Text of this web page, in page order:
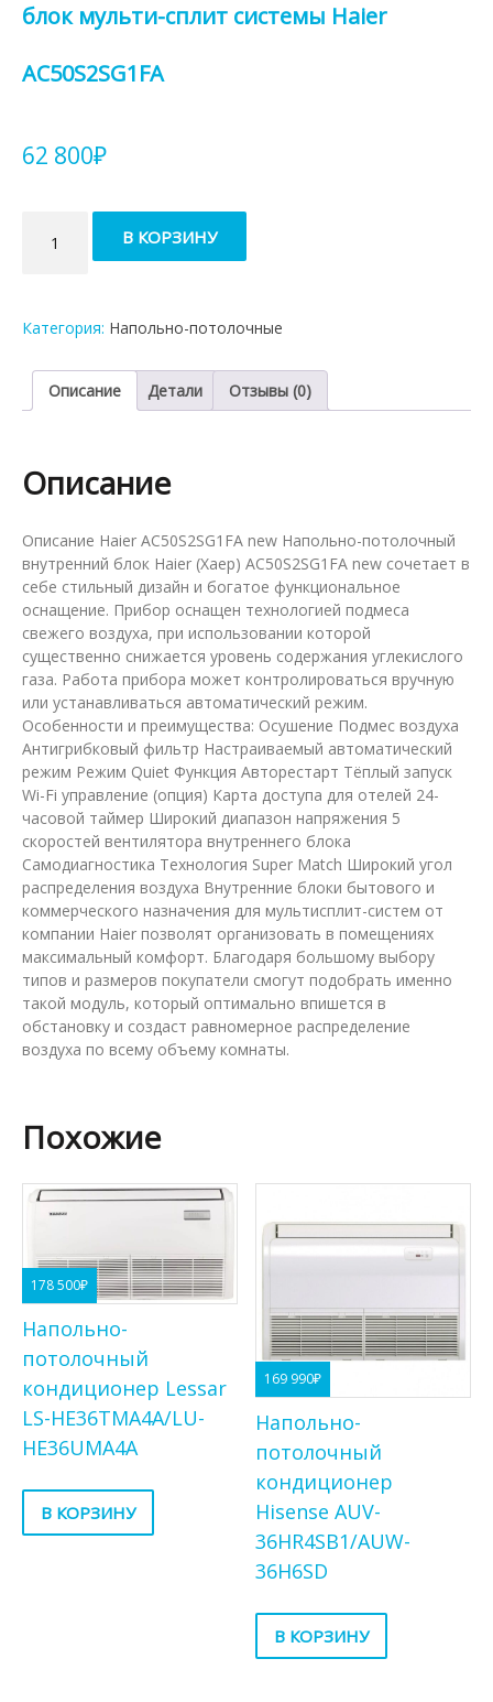
блок мульти-сплит системы Haier
AC50S2SG1FA
62 800₽
товара
Напольно-
блок
сплит
системы
В КОРЗИНУ
Категория: Напольно-потолочные
Описание Детали Отзывы (0)
Описание
Описание Haier AC50S2SG1FA new Напольно-потолочный
внутренний блок Haier (Хаер) AC50S2SG1FA new сочетает в
себе стильный дизайн и богатое функциональное
оснащение. Прибор оснащен технологией подмеса
свежего воздуха, при использовании которой
существенно снижается уровень содержания углекислого
газа. Работа прибора может контролироваться вручную
или устанавливаться автоматический режим.
Особенности и преимущества: Осушение Подмес воздуха
Антигрибковый фильтр Настраиваемый автоматический
режим Режим Quiet Функция Авторестарт Тёплый запуск
Wi-Fi управление (опция) Карта доступа для отелей 24-
часовой таймер Широкий диапазон напряжения 5
скоростей вентилятора внутреннего блока
Самодиагностика Технология Super Match Широкий угол
распределения воздуха Внутренние блоки бытового и
коммерческого назначения для мультисплит-систем от
компании Haier позволят организовать в помещениях
максимальный комфорт. Благодаря большому выбору
типов и размеров покупатели смогут подобрать именно
такой модуль, который оптимально впишется в
обстановку и создаст равномерное распределение
воздуха по всему объему комнаты.
Похожие
178 500₽
Напольно-
потолочный
кондиционер Lessar
LS-HE36TMA4A/LU-
HE36UMA4A
В КОРЗИНУ
169 990₽
Напольно-
потолочный
кондиционер
Hisense AUV-
36HR4SB1/AUW-
36H6SD
В КОРЗИНУ